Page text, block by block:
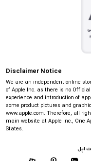
Disclaimer Notice
We are an independent online
of Apple Inc. as there is no
experience and introduction of
some product pictures and
www.apple.com. Therefore, all
main website at Apple Inc., One
States.
اپل